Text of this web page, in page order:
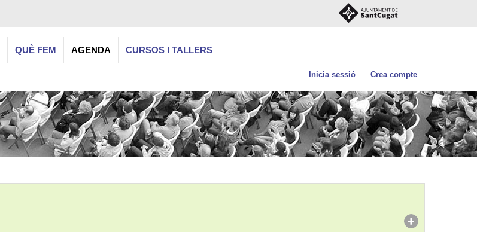
QUÈ FEM AGENDA CURSOS I TALLERS
Inicia sessió Crea compte